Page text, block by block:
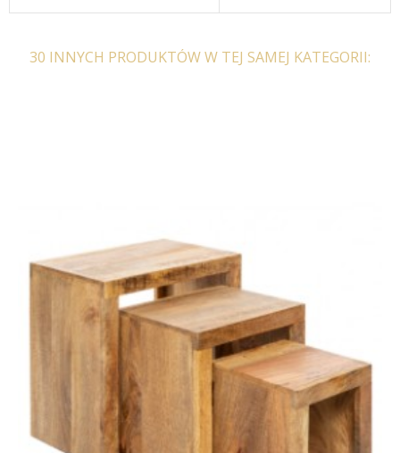
STOLIK KAWOWY NOBLE
62 CM SZARY
503,62 zł
STOLIK KAWOWY NOBLE
62 CM ZIELONY
549,50 zł617,42 zł
30 INNYCH PRODUKTÓW W TEJ SAMEJ KATEGORII: